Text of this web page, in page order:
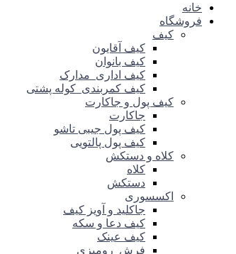
خانه
فروشگاه
کیف
کیف آقایون
کیف بانوان
کیف اداری_مدارک
کیف کمربندی_کوله پشتی
کیف پول و جاکارت
جاکارت
کیف پول جیبی تاشو
کیف پول پالتویی
کلاه و دستکش
کلاه
دستکش
اکسسوری
جاکلید و آویز کیف
کیف دعا و سکه
کیف عینک
فرش_رومیزی